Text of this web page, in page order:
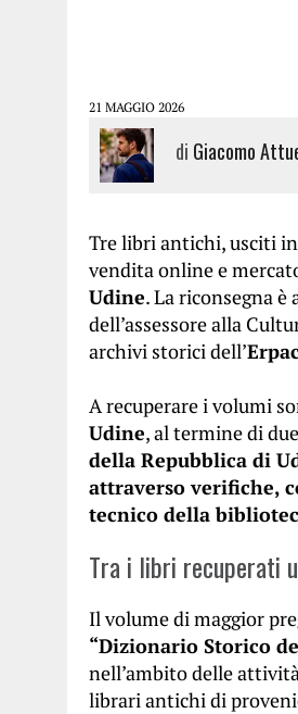
21 MAGGIO 2026
di Giacomo
Tre libri antichi, usciti
vendita online e
Udine. La riconsegna è
dell’assessore alla
archivi storici dell’
A recuperare i volumi
Udine, al termine di
della Repubblica di
attraverso verifiche,
tecnico della
Tra i libri recuperati
Il volume di maggior
“Dizionario Storico
nell’ambito delle
librari antichi di